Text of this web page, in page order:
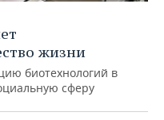
жизни
биотехнологий в
сферу